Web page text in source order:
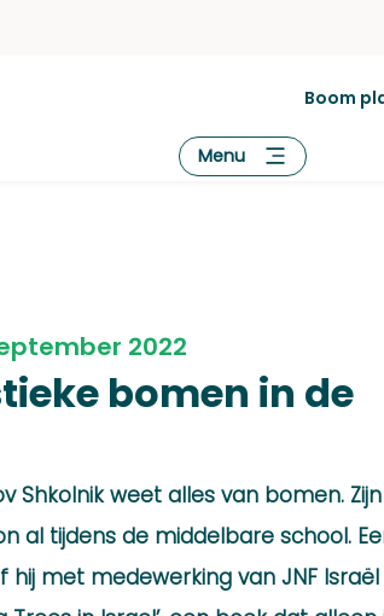
Boom
Menu
2022
bomen in de
Shkolnik weet alles van bomen.
al tijdens de middelbare school.
met medewerking van JNF Israël